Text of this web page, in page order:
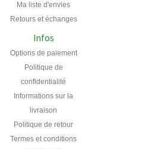
Ma liste d'envies
Retours et échanges
Infos
Options de paiement
Politique de
confidentialité
Informations sur la
livraison
Politique de retour
Termes et conditions